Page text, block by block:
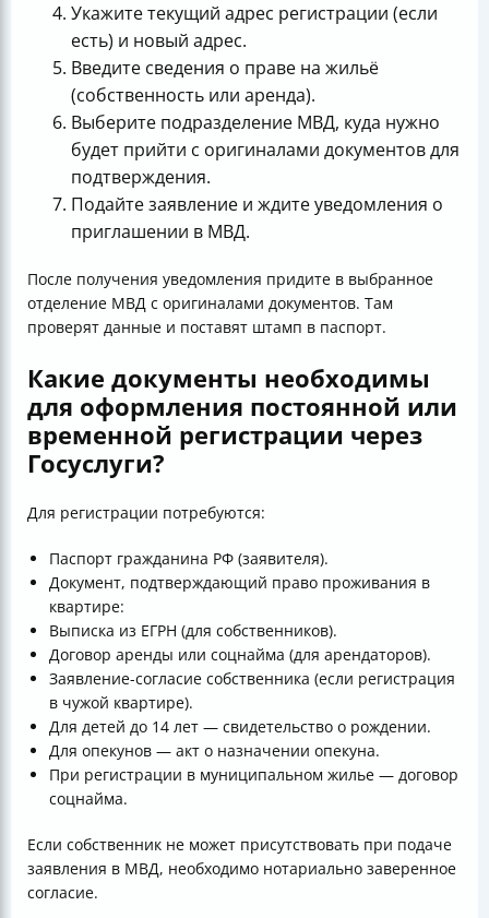
Укажите текущий адрес регистрации (если
есть) и новый адрес.
Введите сведения о праве на жильё
(собственность или аренда).
Выберите подразделение МВД, куда нужно
будет прийти с оригиналами документов для
подтверждения.
Подайте заявление и ждите уведомления о
приглашении в МВД.
После получения уведомления придите в выбранное
отделение МВД с оригиналами документов. Там
проверят данные и поставят штамп в паспорт.
Какие документы необходимы
для оформления постоянной или
временной регистрации через
Госуслуги?
Для регистрации потребуются:
Паспорт гражданина РФ (заявителя).
Документ, подтверждающий право проживания в
квартире:
Выписка из ЕГРН (для собственников).
Договор аренды или соцнайма (для арендаторов).
Заявление-согласие собственника (если регистрация
в чужой квартире).
Для детей до 14 лет — свидетельство о рождении.
Для опекунов — акт о назначении опекуна.
При регистрации в муниципальном жилье — договор
соцнайма.
Если собственник не может присутствовать при подаче
заявления в МВД, необходимо нотариально заверенное
согласие.